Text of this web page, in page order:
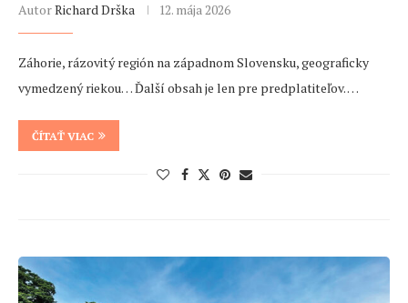
AutorRichard Drška 12. mája 2026
Záhorie, rázovitý región na západnom Slovensku, geograficky
vymedzený riekou… Ďalší obsah je len pre predplatiteľov. …
ČÍTAŤ VIAC